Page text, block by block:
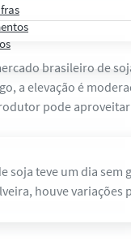
brasileiro de
a elevação é
pode
teve um dia
houve